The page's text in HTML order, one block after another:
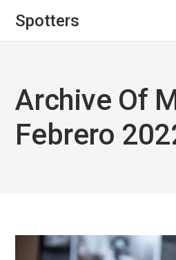
Spotters
Archive Of
Febrero